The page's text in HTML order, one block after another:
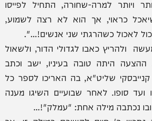
ויותר למרה-שחורה, התחיל לפייסו
כראוי, אך הוא לא רצה לשמוע,
לאכול כשהרגתי שני אנשים!…".
ולהריץ כאבו לגדולי הדור, ולשאול
היתה טובה בעיניו, ישב וכתב
קנייבסקי שליט"א, בה האריכו לספר כל
סופו. לאחר שבועיים השיגו מענה
נכתבה מילה אחת: "עמלק"!…